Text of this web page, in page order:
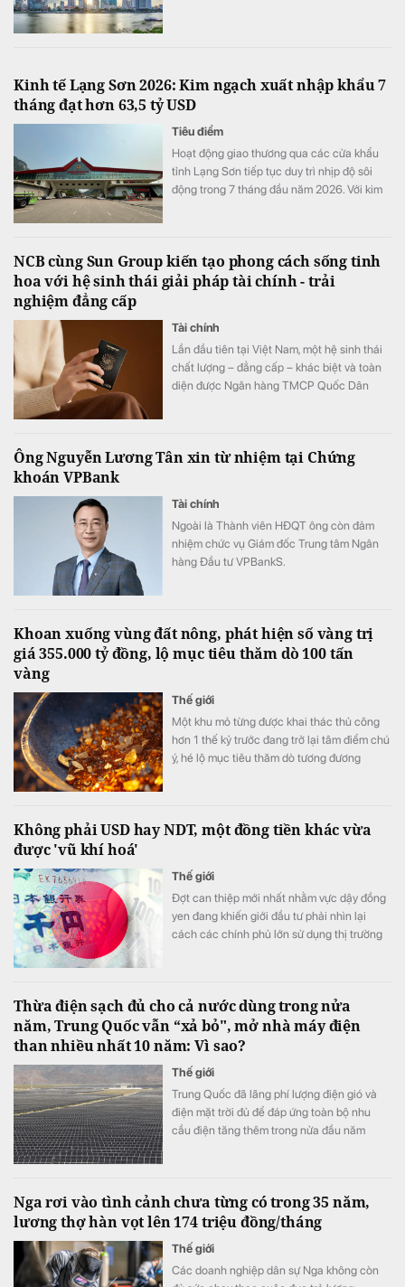
Kinh tế Lạng Sơn 2026: Kim ngạch xuất nhập khẩu 7
tháng đạt hơn 63,5 tỷ USD
Tiêu điểm
Hoạt động giao thương qua các cửa khẩu
tỉnh Lạng Sơn tiếp tục duy trì nhịp độ sôi
động trong 7 tháng đầu năm 2026. Với kim
NCB cùng Sun Group kiến tạo phong cách sống tinh
hoa với hệ sinh thái giải pháp tài chính - trải
nghiệm đẳng cấp
Tài chính
Lần đầu tiên tại Việt Nam, một hệ sinh thái
chất lượng – đẳng cấp – khác biệt và toàn
diện được Ngân hàng TMCP Quốc Dân
những đặc quyền cao nhất.
Ông Nguyễn Lương Tân xin từ nhiệm tại Chứng
khoán VPBank
Tài chính
Ngoài là Thành viên HĐQT ông còn đảm
nhiệm chức vụ Giám đốc Trung tâm Ngân
hàng Đầu tư VPBankS.
Khoan xuống vùng đất nông, phát hiện số vàng trị
giá 355.000 tỷ đồng, lộ mục tiêu thăm dò 100 tấn
vàng
Thế giới
Một khu mỏ từng được khai thác thủ công
hơn 1 thế kỷ trước đang trở lại tâm điểm chú
ý, hé lộ mục tiêu thăm dò tương đương
Không phải USD hay NDT, một đồng tiền khác vừa
được 'vũ khí hoá'
Thế giới
Đợt can thiệp mới nhất nhằm vực dậy đồng
yen đang khiến giới đầu tư phải nhìn lại
cách các chính phủ lớn sử dụng thị trường
Thừa điện sạch đủ cho cả nước dùng trong nửa
năm, Trung Quốc vẫn “xả bỏ", mở nhà máy điện
than nhiều nhất 10 năm: Vì sao?
Thế giới
Trung Quốc đã lãng phí lượng điện gió và
điện mặt trời đủ để đáp ứng toàn bộ nhu
cầu điện tăng thêm trong nửa đầu năm
Nga rơi vào tình cảnh chưa từng có trong 35 năm,
lương thợ hàn vọt lên 174 triệu đồng/tháng
Thế giới
Các doanh nghiệp dân sự Nga không còn